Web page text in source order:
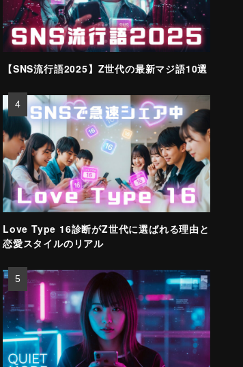
【SNS流行語2025】Z世代の最新マジ語10選
Love Type 16診断がZ世代に選ばれる理由と
恋愛スタイルのリアル